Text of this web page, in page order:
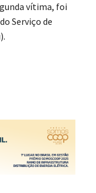
vítima, foi
Serviço de